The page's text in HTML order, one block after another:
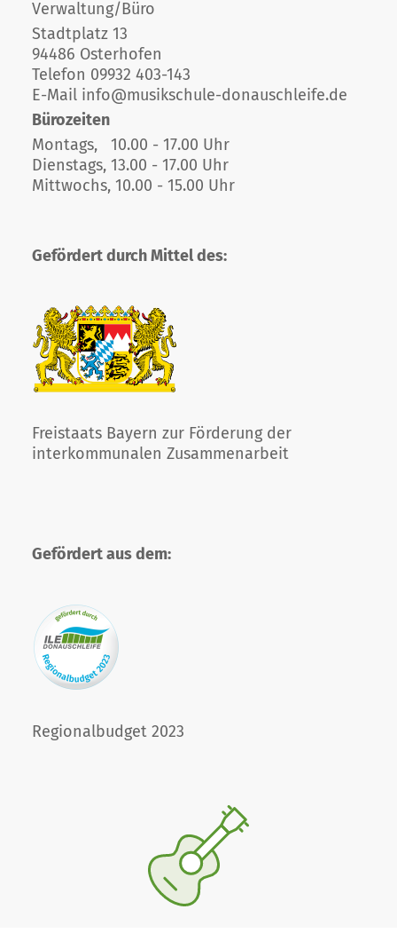
Verwaltung/Büro
Stadtplatz 13
94486 Osterhofen
Telefon 09932 403-143
E-Mail info@musikschule-donauschleife.de
Bürozeiten
Montags, 10.00 - 17.00 Uhr
Dienstags, 13.00 - 17.00 Uhr
Mittwochs, 10.00 - 15.00 Uhr
Gefördert durch Mittel des:
Freistaats Bayern zur Förderung der
interkommunalen Zusammenarbeit
Gefördert aus dem:
Regionalbudget 2023